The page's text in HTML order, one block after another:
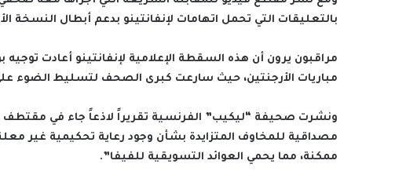
بالتعليقات التي تحمل اتهامات لإنفانتينو بدعم أبطال النسخة
مراقبون يرون أن هذه السقطة الإعلامية لإنفانتينو أعادت
مباريات الأرجنتين، حيث سارعت كبرى الصحف لتسليط الضوء على
ونشرت صحيفة “ليكيب” الفرنسية تقريراً لاذعاً جاء في مقتطف
مصداقية للمخاوف المتزايدة بشأن وجود رعاية تحكيمية غير
ممكنة، مما يحمي العوائد التسويقية للفيفا”.